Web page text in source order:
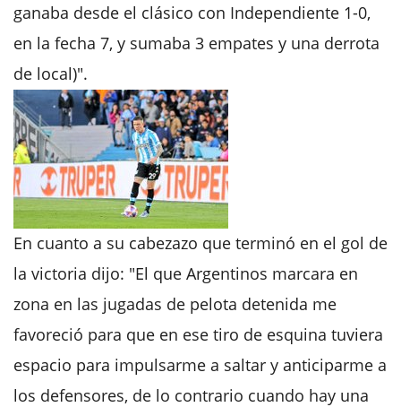
ganaba desde el clásico con Independiente 1-0,
en la fecha 7, y sumaba 3 empates y una derrota
de local)".
En cuanto a su cabezazo que terminó en el gol de
la victoria dijo: "El que Argentinos marcara en
zona en las jugadas de pelota detenida me
favoreció para que en ese tiro de esquina tuviera
espacio para impulsarme a saltar y anticiparme a
los defensores, de lo contrario cuando hay una